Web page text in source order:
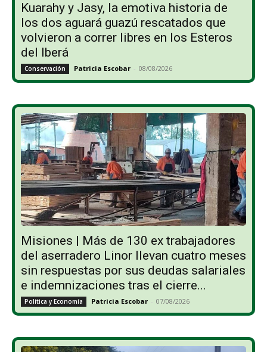
Kuarahy y Jasy, la emotiva historia de
los dos aguará guazú rescatados que
volvieron a correr libres en los Esteros
del Iberá
Conservación Patricia Escobar - 08/08/2026
Misiones | Más de 130 ex trabajadores
del aserradero Linor llevan cuatro meses
sin respuestas por sus deudas salariales
e indemnizaciones tras el cierre...
Política y Economía Patricia Escobar - 07/08/2026